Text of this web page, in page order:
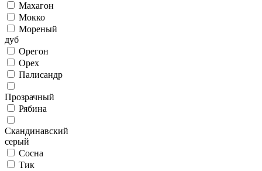
Махагон
Мокко
Мореный
дуб
Орегон
Орех
Палисандр
Прозрачный
Рябина
Скандинавский
серый
Сосна
Тик